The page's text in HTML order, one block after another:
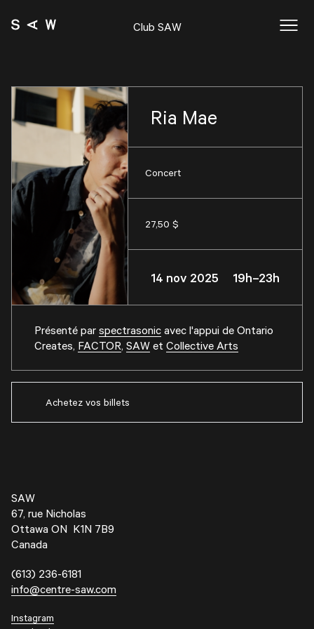
Club SAW
Ria Mae
Concert
27,50 $
14 nov 2025 19h–23h
Présenté parspectrasonicavec l'appui deOntario
Creates, FACTOR, SAWet Collective Arts
Achetez vos billets
SAW
67, rue Nicholas
Ottawa ON K1N 7B9
Canada
(613) 236-6181
info@centre-saw.com
Instagram